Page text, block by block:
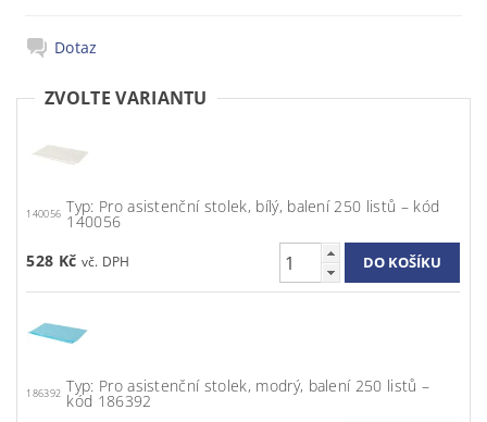
Dotaz
ZVOLTE VARIANTU
140056 Typ: Pro asistenční stolek, bílý, balení 250 listů – kód
140056
528 Kč
186392 Typ: Pro asistenční stolek, modrý, balení 250 listů –
kód 186392